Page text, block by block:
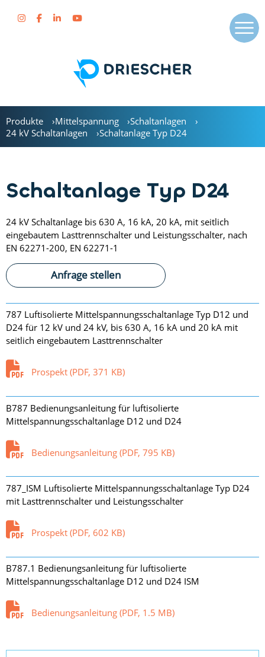
Produkte Mittelspannung
Schaltanlagen
24 kV Schaltanlagen
Schaltanlage Typ D24
Schaltanlage Typ D24
24 kV Schaltanlage bis 630 A, 16 kA, 20 kA, mit seitlich
eingebautem Lasttrennschalter und Leistungsschalter, nach
EN 62271-200, EN 62271-1
Anfrage stellen
787 Luftisolierte Mittelspannungsschaltanlage Typ D12 und
D24 für 12 kV und 24 kV, bis 630 A, 16 kA und 20 kA mit
seitlich eingebautem Lasttrennschalter
Prospekt (PDF, 371 KB)
B787 Bedienungsanleitung für luftisolierte
Mittelspannungsschaltanlage D12 und D24
Bedienungsanleitung (PDF, 795 KB)
787_ISM Luftisolierte Mittelspannungsschaltanlage Typ D24
mit Lasttrennschalter und Leistungsschalter
Prospekt (PDF, 602 KB)
B787.1 Bedienungsanleitung für luftisolierte
Mittelspannungsschaltanlage D12 und D24 ISM
Bedienungsanleitung (PDF, 1.5 MB)